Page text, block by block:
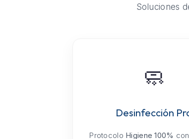
Soluciones
🧼
Desinfección
Protocolo Higiene 100%